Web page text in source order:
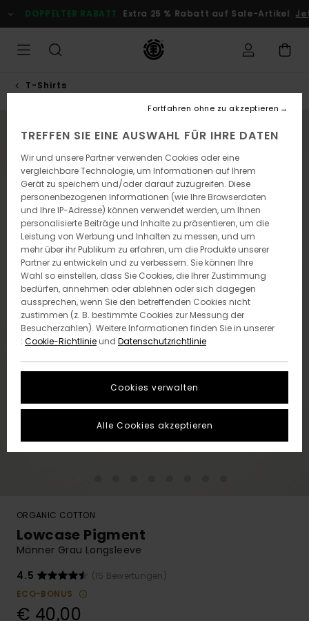
zur
Produktinformation
DOPPELTER RABATT Extra 25 % Rabatt auf Sale-Artikel
T-Shirts
ORGANIC COTTON
Lowcase Pigment
Männer Grau Longsleeve
4.5
(15 Bewertungen)
ECO-BONUS
€ 40,00
TREFFEN SIE EINE AUSWAHL FÜR IHRE DATEN
Wir und unsere Partner verwenden Cookies oder eine
vergleichbare Technologie, um Informationen auf Ihrem
Gerät zu speichern und/oder darauf zuzugreifen. Diese
personenbezogenen Informationen (wie Ihre Browserdaten
und Ihre IP-Adresse) können verwendet werden, um Ihnen
personalisierte Beiträge und Inhalte zu präsentieren, um die
Leistung von Werbung und Inhalten zu messen, und um
mehr über ihr Publikum zu erfahren, um die Produkte unserer
Partner zu entwickeln und zu verbessern. Sie können Ihre
Wahl so einstellen, dass Sie Cookies, die Ihrer Zustimmung
bedürfen, annehmen oder ablehnen oder sich dagegen
aussprechen, wenn Sie den betreffenden Cookies nicht
zustimmen (z. B. bestimmte Cookies zur Messung der
Besucherzahlen). Weitere Informationen finden Sie in unserer
: Cookie-Richtlinieund Datenschutzrichtlinie
Cookies verwalten
Fortfahren ohne zu akzeptieren
Alle Cookies akzeptieren